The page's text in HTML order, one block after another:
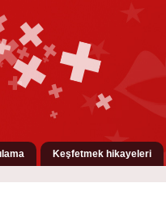
Keşfetmek hikayeleri